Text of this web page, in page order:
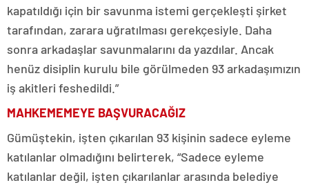
kapatıldığı için bir savunma istemi gerçekleşti şirket
tarafından, zarara uğratılması gerekçesiyle. Daha
sonra arkadaşlar savunmalarını da yazdılar. Ancak
henüz disiplin kurulu bile görülmeden 93 arkadaşımızın
iş akitleri feshedildi.”
MAHKEMEMEYE BAŞVURACAĞIZ
Gümüştekin, işten çıkarılan 93 kişinin sadece eyleme
katılanlar olmadığını belirterek, “Sadece eyleme
katılanlar değil, işten çıkarılanlar arasında belediye